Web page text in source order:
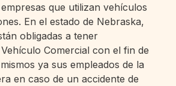
que utilizan vehículos
En el estado de Nebraska,
obligadas a tener
Comercial con el fin de
ya sus empleados de la
en caso de un accidente de